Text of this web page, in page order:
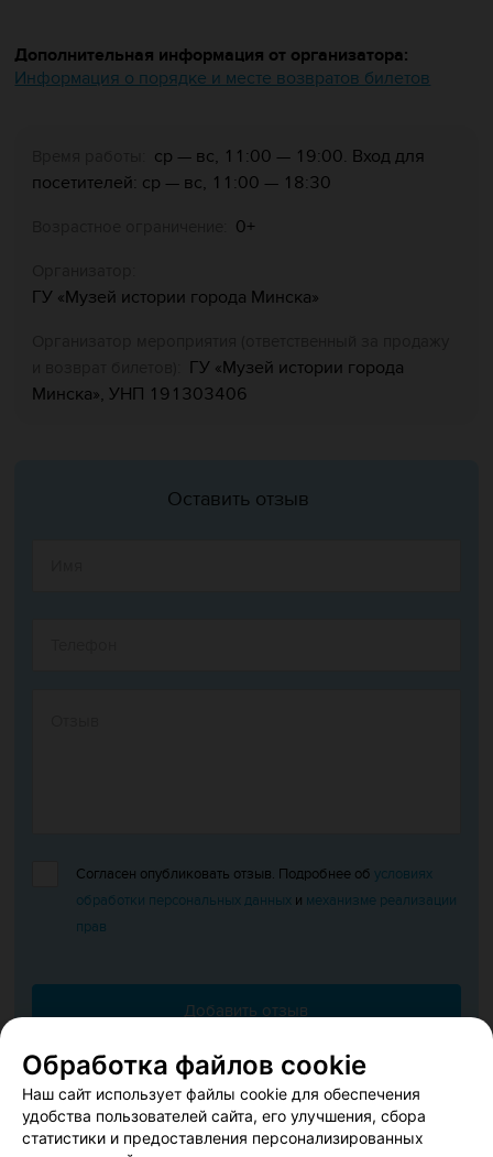
Дополнительная информация от организатора:
Информация о порядке и месте возвратов билетов
ср — вс, 11:00 — 19:00. Вход для
посетителей: ср — вс, 11:00 — 18:30
0+
ГУ «Музей истории города Минска»
ГУ «Музей истории города
Минска», УНП 191303406
Оставить отзыв
Согласен опубликовать отзыв. Подробнее обусловиях
обработки персональных данных и механизме реализации
прав
Добавить отзыв
Нажимая кнопку «Добавить отзыв», вы принимаете
Пользовательского соглашения
Обработка файлов cookie
Наш сайт использует файлы cookie для обеспечения
удобства пользователей сайта, его улучшения, сбора
статистики и предоставления персонализированных